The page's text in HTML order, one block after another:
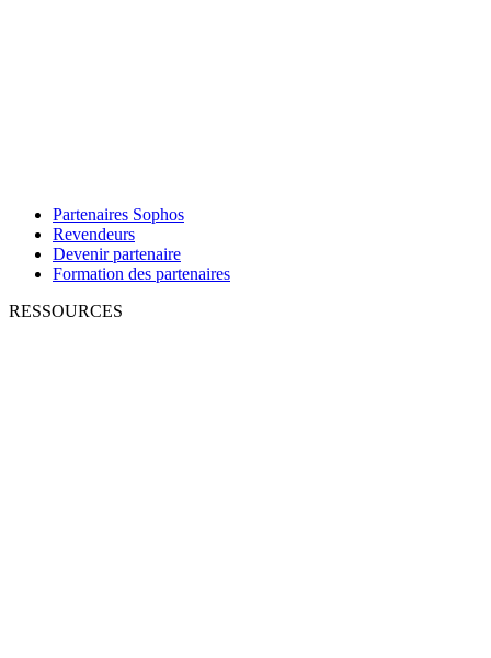
Partenaires Sophos
Revendeurs
Devenir partenaire
Formation des partenaires
RESSOURCES